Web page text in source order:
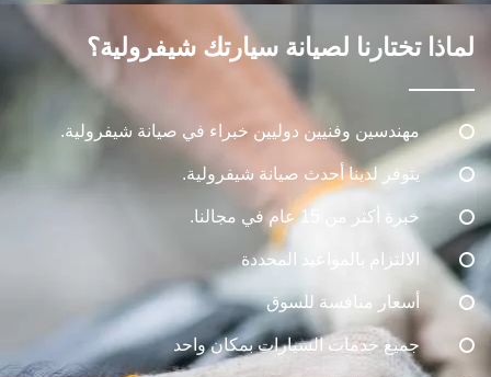
لماذا تختارنا لصيانة سيارتك شيفرولية؟
مهندسين وفنيين دوليين خبراء في صيانة شيفرولية.
يتوفر لدينا أحدث صيانة شيفرولية.
خبرة أكثر من 15 عام في مجالنا.
الالتزام بالمواعيد المحددة
أسعار منافسة للسوق
جميع خدمات السيارات بمكان واحد